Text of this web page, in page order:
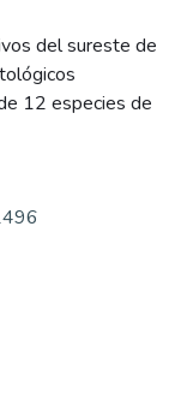
del sureste de
12 especies de